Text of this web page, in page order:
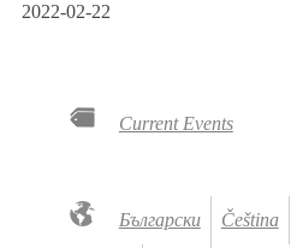
2022-02-22
Current Events
Български Čeština